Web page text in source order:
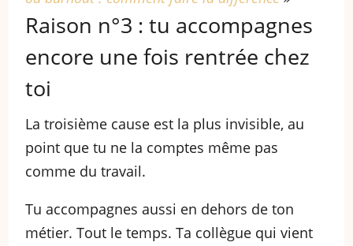
Raison n°3 : tu accompagnes
encore une fois rentrée chez
toi
La troisième cause est la plus invisible, au
point que tu ne la comptes même pas
comme du travail.
Tu accompagnes aussi en dehors de ton
métier. Tout le temps. Ta collègue qui vient